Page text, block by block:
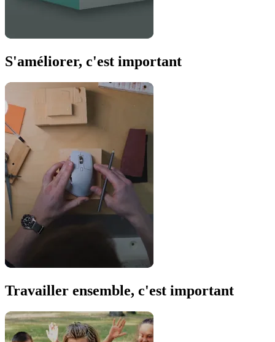
S'améliorer, c'est important
Travailler ensemble, c'est important